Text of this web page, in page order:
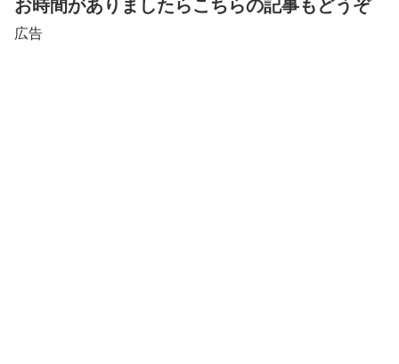
お時間がありましたらこちらの記事もどうぞ
広告